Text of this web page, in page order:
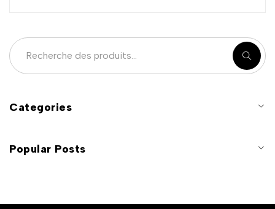
Categories
Popular Posts